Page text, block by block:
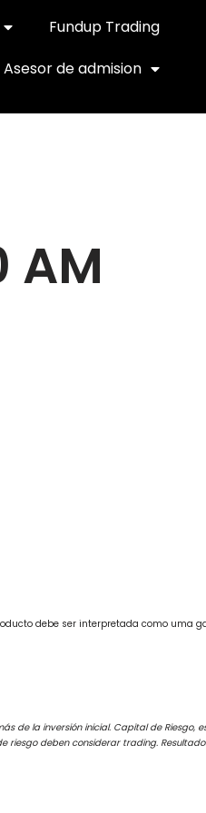
Fundup Trading
Asesor de admision
AM
debe ser interpretada como uma
de la inversión inicial. Capital de Riesgo,
deben considerar trading.